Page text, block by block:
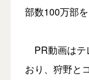
部数100万部
PR動画はテ
おり、狩野と